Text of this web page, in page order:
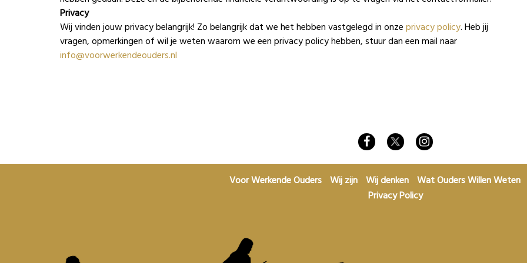
Privacy
Wij vinden jouw privacy belangrijk! Zo belangrijk dat we het hebben vastgelegd in onzeprivacy policy. Heb jij
vragen, opmerkingen of wil je weten waarom we een privacy policy hebben, stuur dan een mail naar
info@voorwerkendeouders.nl
Voor Werkende Ouders Wij zijn Wij denken Wat Ouders Willen Weten
Privacy Policy